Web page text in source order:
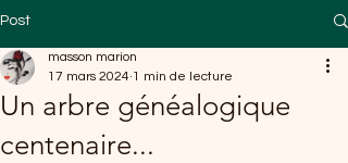
Post
Un arbre généalogique
centenaire...
masson marion
17 mars 2024 1 min de lecture